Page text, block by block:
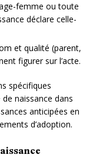
femme ou toute
déclare celle-
et qualité (parent,
figurer sur l’acte.
spécifiques
naissance dans
anticipées en
d’adoption.